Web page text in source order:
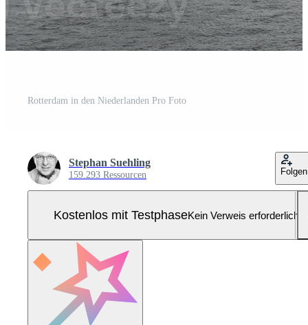
Rotterdam in den Niederlanden Pro Foto
Stephan Suehling
159.293 Ressourcen Folgen
Kostenlos mit TestphaseKein Verweis erforderlich